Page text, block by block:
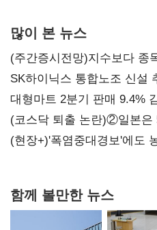
많이 본 뉴스
(주간증시전망)지수보다
SK하이닉스 통합노조 신설
불만 확산
대형마트 2분기 판매 9.4%
(코스닥 퇴출 논란)②일본은
당장 퇴출?…시간만으론 부
(현장+)'폭염중대경보'에도
함께 볼만한 뉴스